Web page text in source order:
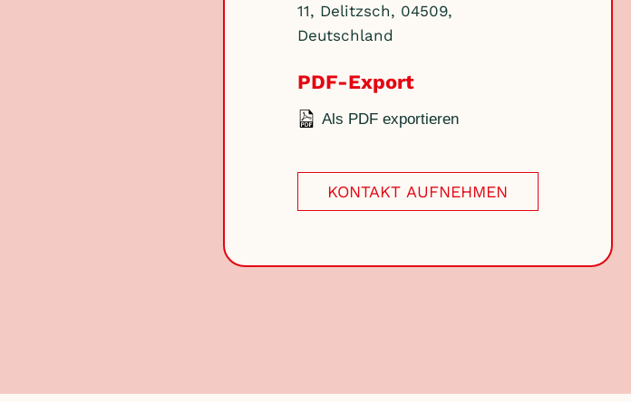
11, Delitzsch, 04509,
Deutschland
PDF-Export
Als PDF exportieren
KONTAKT AUFNEHMEN